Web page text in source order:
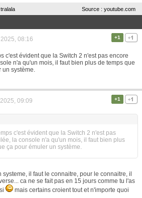
tralala Source : youtube.com
08:16 +1
c'est évident que la Switch 2 n'est pas encore
n'a qu'un mois, il faut bien plus de temps que
système.
09:09 +1
c'est évident que la Switch 2 n'est pas
la console n'a qu'un mois, il faut bien plus
ça pour émuler un système.
systeme, il faut le connaitre, pour le connaitre, il
ca ne se fait pas en 15 jours comme tu l'as
mais certains croient tout et n'importe quoi